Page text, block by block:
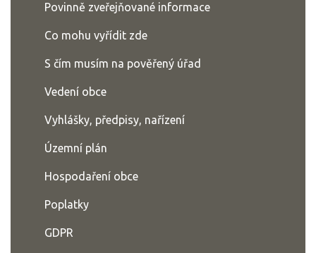
Povinně zveřejňované informace
Co mohu vyřídit zde
S čím musím na pověřený úřad
Vedení obce
Vyhlášky, předpisy, nařízení
Územní plán
Hospodaření obce
Poplatky
GDPR